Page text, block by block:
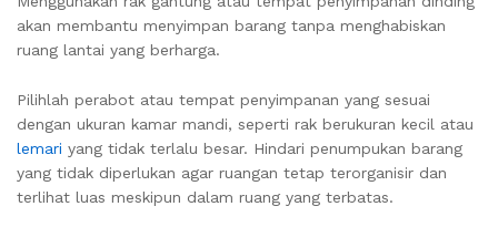
akan membantu menyimpan barang tanpa menghabiskan
ruang lantai yang berharga.
Pilihlah perabot atau tempat penyimpanan yang sesuai
dengan ukuran kamar mandi, seperti rak berukuran kecil atau
lemari yang tidak terlalu besar. Hindari penumpukan barang
yang tidak diperlukan agar ruangan tetap terorganisir dan
terlihat luas meskipun dalam ruang yang terbatas.